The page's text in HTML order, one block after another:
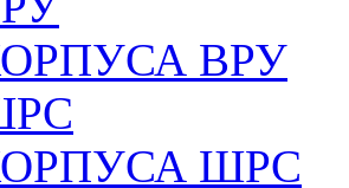
ВРУ
ШРС